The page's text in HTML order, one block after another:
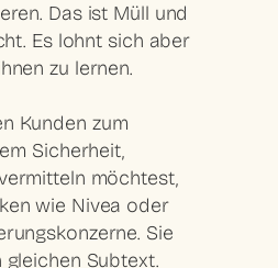
Das ist Müll und
Es lohnt sich aber
zu lernen.
Kunden zum
Sicherheit,
möchtest,
wie Nivea oder
Sie
gleichen Subtext.